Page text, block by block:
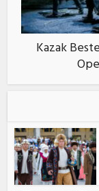
Kazak